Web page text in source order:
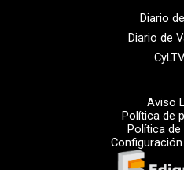
Diario
Diario de
Aviso
Política de
Política de